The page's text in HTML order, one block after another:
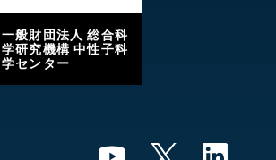
一般財団法人 総合科
学研究機構 中性子科
学センター